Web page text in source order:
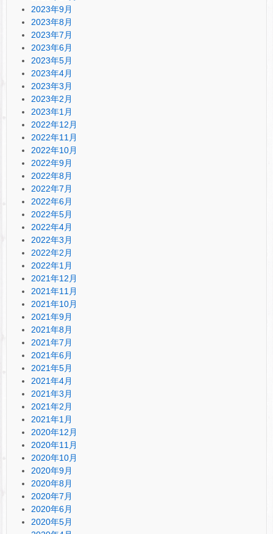
2023年9月
2023年8月
2023年7月
2023年6月
2023年5月
2023年4月
2023年3月
2023年2月
2023年1月
2022年12月
2022年11月
2022年10月
2022年9月
2022年8月
2022年7月
2022年6月
2022年5月
2022年4月
2022年3月
2022年2月
2022年1月
2021年12月
2021年11月
2021年10月
2021年9月
2021年8月
2021年7月
2021年6月
2021年5月
2021年4月
2021年3月
2021年2月
2021年1月
2020年12月
2020年11月
2020年10月
2020年9月
2020年8月
2020年7月
2020年6月
2020年5月